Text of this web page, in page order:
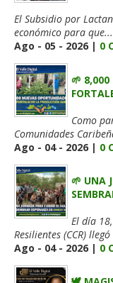
El Subsidio por
económico para que...
Ago - 05 - 2026 | 0
🌱 8,000
Como
Comunidades
Ago - 04 - 2026 | 0
🌱 UNA
El día
Resilientes (CCR)
Ago - 04 - 2026 | 0